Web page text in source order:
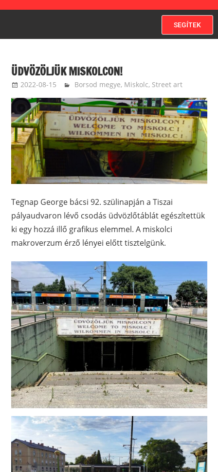
SEGÍTEK
ÜDVÖZÖLJÜK MISKOLCON!
2022-08-15 ketfarkukutya
Borsod megye, Miskolc, Street art
Tegnap George bácsi 92. szülinapján a Tiszai
pályaudvaron lévő csodás üdvözlőtáblát egészítettük
ki egy hozzá illő grafikus elemmel. A miskolci
makroverzum érző lényei előtt tisztelgünk.